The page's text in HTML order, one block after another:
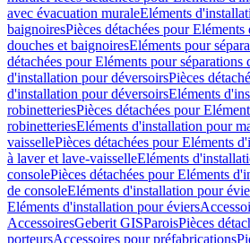
avec évacuation muraleEléments
baignoiresPièces détachées pour
douches et baignoiresEléments pour
détachées pour Eléments pour séparations
d'installation pour déversoirsPièces
d'installation pour déversoirsEléments
robinetteriesPièces détachées pour
robinetteriesEléments d'installation pour
vaissellePièces détachées pour Eléments
à laver et lave-vaisselleEléments
consolePièces détachées pour Eléments
de consoleEléments d'installation pour
Eléments d'installation pour éviers
AccessoiresGeberit GISParoisPièces
porteursAccessoires pour préfabrications